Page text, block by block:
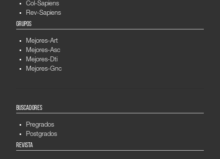
Col-Sapiens
Rev-Sapiens
GRUPOS
Mejores-Art
Mejores-Asc
Mejores-Dti
Mejores-Gnc
BUSCADORES
Pregrados
Postgrados
REVISTA